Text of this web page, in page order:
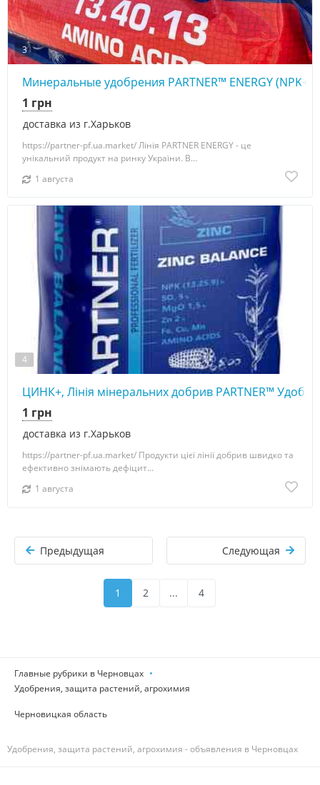
3
Минеральные удобрения PARTNER™ ENERGY
доставка из г.Харьков
1 грн
https://partner-pf.ua.market/ Лінія PARTNER ENERGY - це
унікальний продукт на ринку України. В...
1 августа
4
ЦИНК+, Лінія мінеральних добрив PARTNER™
доставка из г.Харьков
1 грн
https://partner-pf.ua.market/ Продукти цієї лінії добрив швидко та
ефективно знімають дефіцит...
1 августа
Предыдущая Следующая
1 2 ... 4
Главные рубрики в Черновцах
Удобрения, защита растений, агрохимия
Черновицкая область
Удобрения, защита растений, агрохимия - объявления в Черновцах